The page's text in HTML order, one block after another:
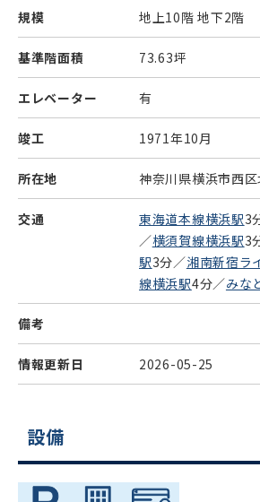
規模 地上10階 地下2階
基準階面積 73.63坪
エレベーター 有
竣工 1971年10月
所在地 神奈川県横浜市西
交通 東海道本線横浜駅3
／横須賀線横浜駅3
駅3分／湘南新宿ラ
線横浜駅4分／みな
備考
情報更新日 2026-05-25
設備